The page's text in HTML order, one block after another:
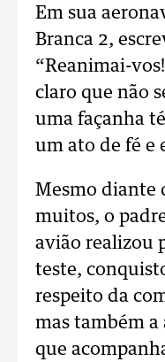
Em sua
Branca 2,
“Reanimai-
claro que não
uma façanha
um ato de fé e
Mesmo diante
muitos, o
avião realizou
teste,
respeito da
mas também
que